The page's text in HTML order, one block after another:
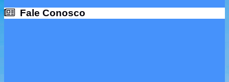
Fale Conosco